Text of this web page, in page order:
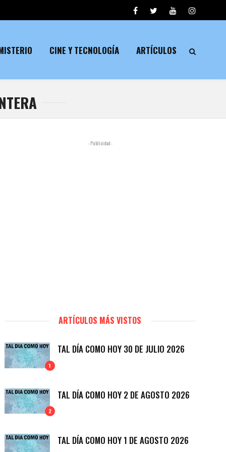
CINE Y TECNOLOGÍA ARTÍCULOS
- Publicidad -
ARTÍCULOS MÁS VISTOS
1
TAL DÍA COMO HOY 30 DE JULIO 2026
2
TAL DÍA COMO HOY 2 DE AGOSTO 2026
TAL DÍA COMO HOY 1 DE AGOSTO 2026